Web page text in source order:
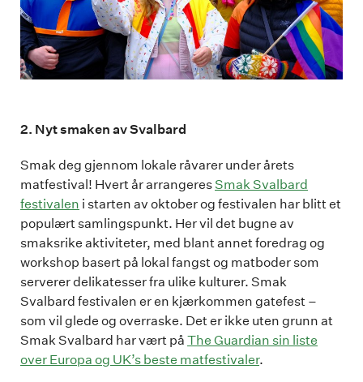
2. Nyt smaken av Svalbard
Smak deg gjennom lokale råvarer under årets
matfestival! Hvert år arrangeresSmak Svalbard
festivalen i starten av oktober og festivalen har blitt et
populært samlingspunkt. Her vil det bugne av
smaksrike aktiviteter, med blant annet foredrag og
workshop basert på lokal fangst og matboder som
serverer delikatesser fra ulike kulturer. Smak
Svalbard festivalen er en kjærkommen gatefest –
som vil glede og overraske. Det er ikke uten grunn at
Smak Svalbard har vært på The Guardian sin liste
over Europa og UK’s beste matfestivaler.